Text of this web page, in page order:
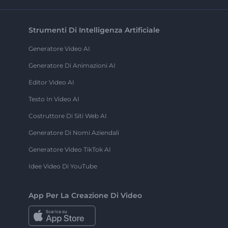
Strumenti Di Intelligenza Artificiale
Generatore Video AI
Generatore Di Animazioni AI
Editor Video AI
Testo In Video AI
Costruttore Di Siti Web AI
Generatore Di Nomi Aziendali
Generatore Video TikTok AI
Idee Video Di YouTube
App Per La Creazione Di Video